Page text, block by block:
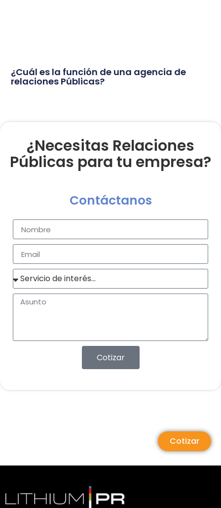
¿Cuál es la función de una agencia de
relaciones Públicas?
¿Necesitas Relaciones
Públicas para tu empresa?
Contáctanos
Cotizar
Cotizar